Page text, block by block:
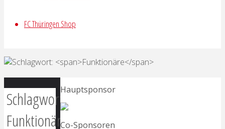
FC Thüringen Shop
Schlagwort:
Funktionäre
Hauptsponsor
Co-Sponsoren